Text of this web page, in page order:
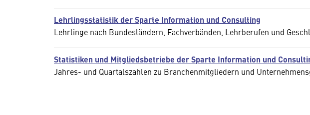
Lehrlingsstatistik der Sparte Information und Consulting
Lehrlinge nach Bundesländern, Fachverbänden, Lehrberufen und
Statistiken und Mitgliedsbetriebe der Sparte Information und
Jahres- und Quartalszahlen zu Branchenmitgliedern und